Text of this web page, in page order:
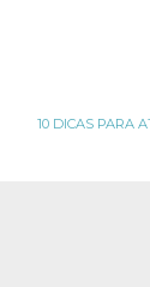
10 DICAS PARA